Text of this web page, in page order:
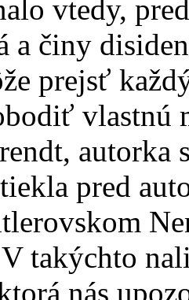
vtedy,
a činy
prejsť
vlastnú
autorka
pred
takýchto
nás